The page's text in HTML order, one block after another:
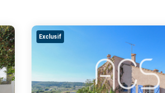
Exclusif